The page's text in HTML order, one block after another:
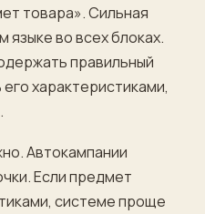
товара». Сильная
языке во всех блоках.
правильный
характеристиками,
Автокампании
Если предмет
системе проще